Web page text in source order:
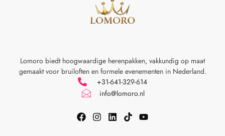
Lomoro biedt hoogwaardige herenpakken, vakkundig op maat
gemaakt voor bruiloften en formele evenementen in Nederland.
+31-641-329-614
info@lomoro.nl